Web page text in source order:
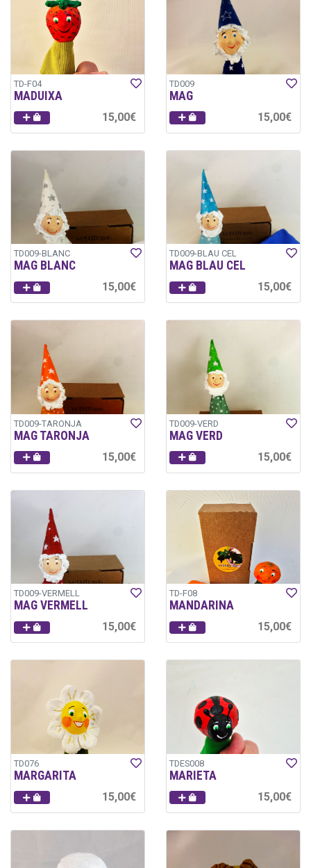
TD-F04
MADUIXA
15,00€
TD009
MAG
15,00€
TD009-BLANC
MAG BLANC
15,00€
TD009-BLAU CEL
MAG BLAU CEL
15,00€
TD009-TARONJA
MAG TARONJA
15,00€
TD009-VERD
MAG VERD
15,00€
TD009-VERMELL
MAG VERMELL
15,00€
TD-F08
MANDARINA
15,00€
TD076
MARGARITA
15,00€
TDES008
MARIETA
15,00€